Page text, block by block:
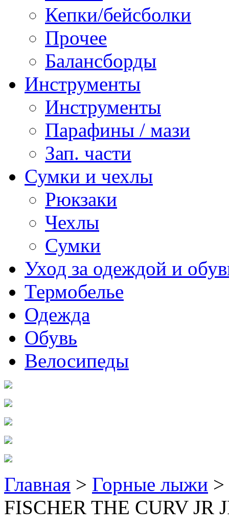
Кепки/бейсболки
Прочее
Балансборды
Инструменты
Инструменты
Парафины / мази
Зап. части
Сумки и чехлы
Рюкзаки
Чехлы
Сумки
Уход за одеждой и
Термобелье
Одежда
Обувь
Велосипеды
Главная > Горные лыжи >
FISCHER THE CURV JR